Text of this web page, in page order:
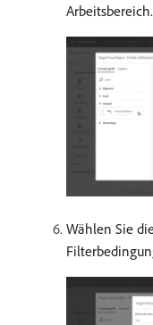
Arbeitsbereich.
Wählen Sie